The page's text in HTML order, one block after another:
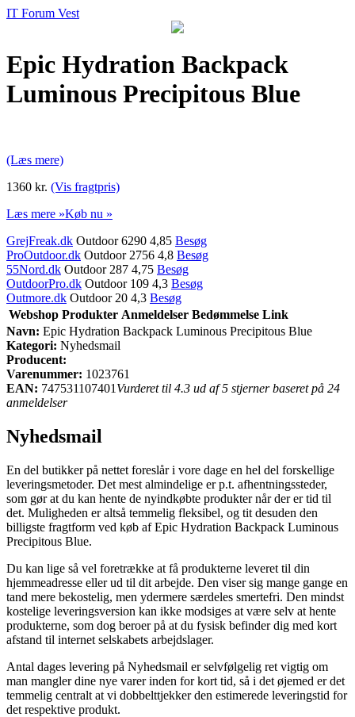
IT Forum Vest
Epic Hydration Backpack
Luminous Precipitous Blue
(Læs mere)
1360 kr. (Vis fragtpris)
Læs mere »Køb nu »
GrejFreak.dk Outdoor 6290 4,85 Besøg
ProOutdoor.dk Outdoor 2756 4,8 Besøg
55Nord.dk Outdoor 287 4,75 Besøg
OutdoorPro.dk Outdoor 109 4,3 Besøg
Outmore.dk Outdoor 20 4,3 Besøg
Webshop Produkter Anmeldelser Bedømmelse Link
Navn: Epic Hydration Backpack Luminous Precipitous Blue
Kategori: Nyhedsmail
Producent:
Varenummer: 1023761
EAN: 747531107401 Vurderet til 4.3 ud af 5 stjerner baseret på 24
anmeldelser
Nyhedsmail
En del butikker på nettet foreslår i vore dage en hel del forskellige
leveringsmetoder. Det mest almindelige er p.t. afhentningssteder,
som gør at du kan hente de nyindkøbte produkter når der er tid til
det. Muligheden er altså temmelig fleksibel, og tit desuden den
billigste fragtform ved køb af Epic Hydration Backpack Luminous
Precipitous Blue.
Du kan lige så vel foretrække at få produkterne leveret til din
hjemmeadresse eller ud til dit arbejde. Den viser sig mange gange en
tand mere bekostelig, men ydermere særdeles smertefri. Den mindst
kostelige leveringsversion kan ikke modsiges at være selv at hente
produkterne, som dog beroer på at du fysisk befinder dig med kort
afstand til internet selskabets arbejdslager.
Antal dages levering på Nyhedsmail er selvfølgelig ret vigtig om
man mangler dine nye varer inden for kort tid, så i det øjemed er det
temmelig centralt at vi dobbelttjekker den estimerede leveringstid for
det respektive produkt.